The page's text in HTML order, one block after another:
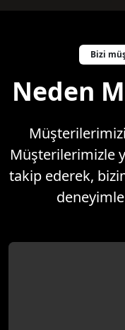
Bizi
Neden
Müşterilerimizle
takip ederek,